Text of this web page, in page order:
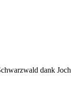
dank